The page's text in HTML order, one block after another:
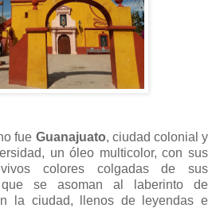
fue Guanajuato, ciudad colonial y
un óleo multicolor, con sus
colores colgadas de sus
que se asoman al laberinto de
la ciudad, llenos de leyendas e